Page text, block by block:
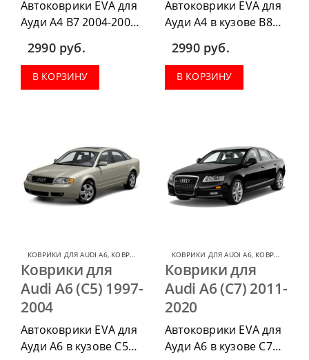
Автоковрики EVA для
Ауди А4 В7 2004-2008
приобрести в
комплектации:
водительский коврик,
2990 руб.
В КОРЗИНУ
Автоковрики EVA для
Ауди А4 в кузове В8
приобрести в
комплектации:
водительский коврик,
2990 руб.
В КОРЗИНУ
КОВРИКИ ДЛЯ AUDI A6, КОВРИКИ ДЛЯ AUDI
Коврики для
Audi A6 (C5) 1997-
2004
Автоковрики EVA для
Ауди А6 в кузове С5
КОВРИКИ ДЛЯ AUDI A6, КОВРИКИ ДЛЯ AUDI
Коврики для
Audi A6 (C7) 2011-
2020
Автоковрики EVA для
Ауди А6 в кузове С7